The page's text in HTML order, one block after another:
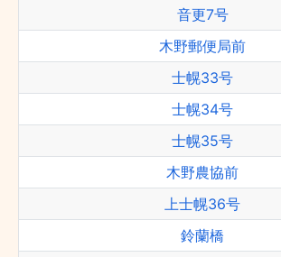
音更7号
木野郵便局前
士幌33号
士幌34号
士幌35号
木野農協前
上士幌36号
鈴蘭橋